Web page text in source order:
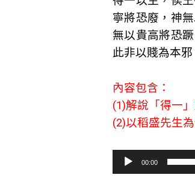
寧將恐廢，神
無以貴高將恐
此非以賤為本
內容包含：
(1)解說「得一
(2)以稻盛先生
訊
00:00